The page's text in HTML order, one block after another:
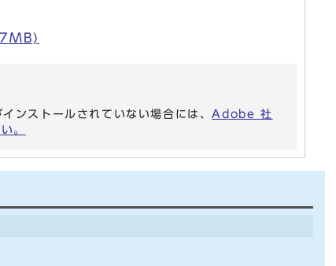
ンストールされていない場合には、Adobe 社
。